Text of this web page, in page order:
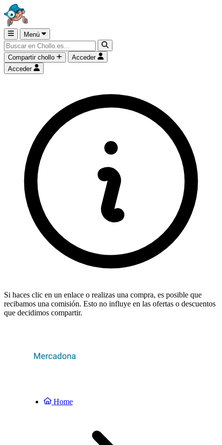
Menú
Compartir chollo
Acceder
Acceder
Si haces clic en un enlace o realizas una compra, es posible que
recibamos una comisión. Esto no influye en las ofertas o descuentos
que decidimos compartir.
Home